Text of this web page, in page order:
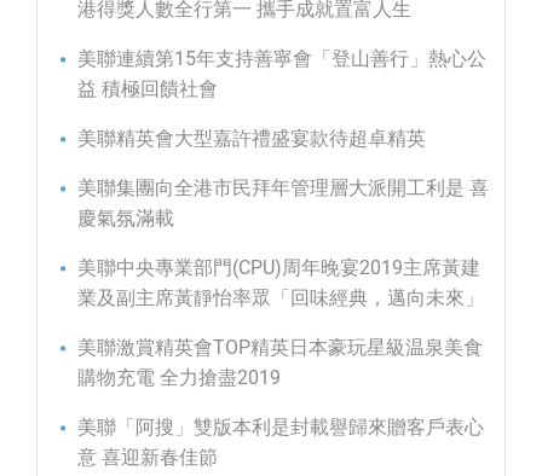
港得獎人數全行第一 攜手成就置富人生
美聯連續第15年支持善寧會「登山善行」熱心公
益 積極回饋社會
美聯精英會大型嘉許禮盛宴款待超卓精英
美聯集團向全港市民拜年管理層大派開工利是 喜
慶氣氛滿載
美聯中央專業部門(CPU)周年晚宴2019主席黃建
業及副主席黃靜怡率眾「回味經典，邁向未來」
美聯激賞精英會TOP精英日本豪玩星級温泉美食
購物充電 全力搶盡2019
美聯「阿搜」雙版本利是封載譽歸來贈客戶表心
意 喜迎新春佳節